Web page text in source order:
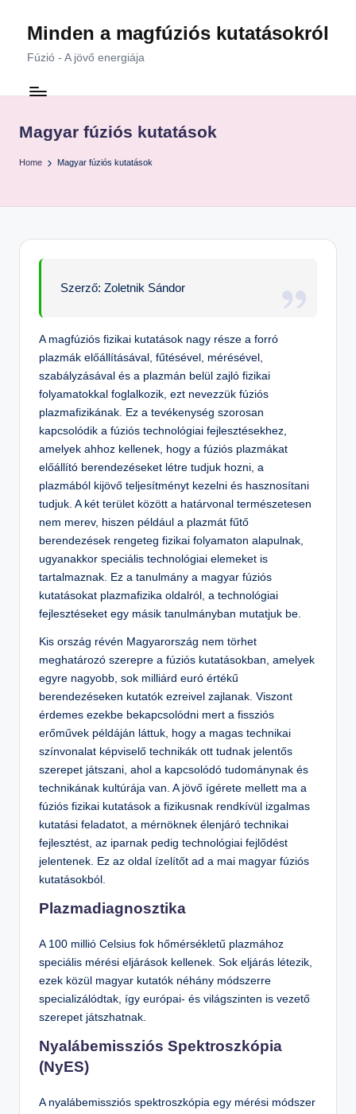
Minden a magfúziós kutatásokról
Fúzió - A jövő energiája
Magyar fúziós kutatások
Home Magyar fúziós kutatások
Szerző: Zoletnik Sándor
A magfúziós fizikai kutatások nagy része a forró
plazmák előállításával, fűtésével, mérésével,
szabályzásával és a plazmán belül zajló fizikai
folyamatokkal foglalkozik, ezt nevezzük fúziós
plazmafizikának. Ez a tevékenység szorosan
kapcsolódik a fúziós technológiai fejlesztésekhez,
amelyek ahhoz kellenek, hogy a fúziós plazmákat
előállító berendezéseket létre tudjuk hozni, a
plazmából kijövő teljesítményt kezelni és hasznosítani
tudjuk. A két terület között a határvonal természetesen
nem merev, hiszen például a plazmát fűtő
berendezések rengeteg fizikai folyamaton alapulnak,
ugyanakkor speciális technológiai elemeket is
tartalmaznak. Ez a tanulmány a magyar fúziós
kutatásokat plazmafizika oldalról, a technológiai
fejlesztéseket egy másik tanulmányban mutatjuk be.
Kis ország révén Magyarország nem törhet
meghatározó szerepre a fúziós kutatásokban, amelyek
egyre nagyobb, sok milliárd euró értékű
berendezéseken kutatók ezreivel zajlanak. Viszont
érdemes ezekbe bekapcsolódni mert a fissziós
erőművek példáján láttuk, hogy a magas technikai
színvonalat képviselő technikák ott tudnak jelentős
szerepet játszani, ahol a kapcsolódó tudománynak és
technikának kultúrája van. A jövő ígérete mellett ma a
fúziós fizikai kutatások a fizikusnak rendkívül izgalmas
kutatási feladatot, a mérnöknek élenjáró technikai
fejlesztést, az iparnak pedig technológiai fejlődést
jelentenek. Ez az oldal ízelítőt ad a mai magyar fúziós
kutatásokból.
Plazmadiagnosztika
A 100 millió Celsius fok hőmérsékletű plazmához
speciális mérési eljárások kellenek. Sok eljárás létezik,
ezek közül magyar kutatók néhány módszerre
specializálódtak, így európai- és világszinten is vezető
szerepet játszhatnak.
Nyalábemissziós Spektroszkópia
(NyES)
A nyalábemissziós spektroszkópia egy mérési módszer